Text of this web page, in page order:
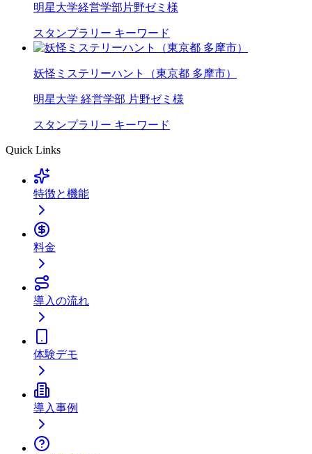
明星大学経営学部片野ゼミ様
スタンプラリー キーワード
妖怪ミステリーハント（東京都 多摩市）
明星大学 経営学部 片野ゼミ様
スタンプラリー キーワード
Quick Links
特徴と機能
料金
導入の流れ
体験デモ
導入事例